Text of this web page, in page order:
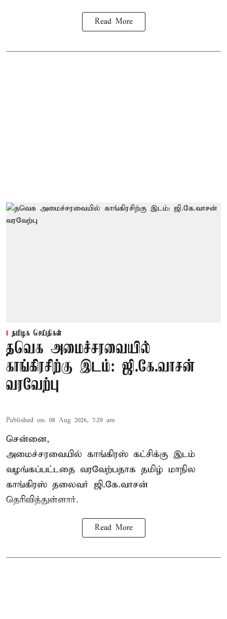
Read More
தமிழக செய்திகள்
தவெக அமைச்சரவையில்
காங்கிரசிற்கு இடம்: ஜி.கே.வாசன்
வரவேற்பு
Published on: 08 Aug 2026, 7:29 am
சென்னை,
அமைச்சரவையில் காங்கிரஸ் கட்சிக்கு இடம்
வழங்கப்பட்டதை வரவேற்பதாக தமிழ் மாநில
காங்கிரஸ் தலைவர் ஜி.கே.வாசன்
தெரிவித்துள்ளார்.
Read More